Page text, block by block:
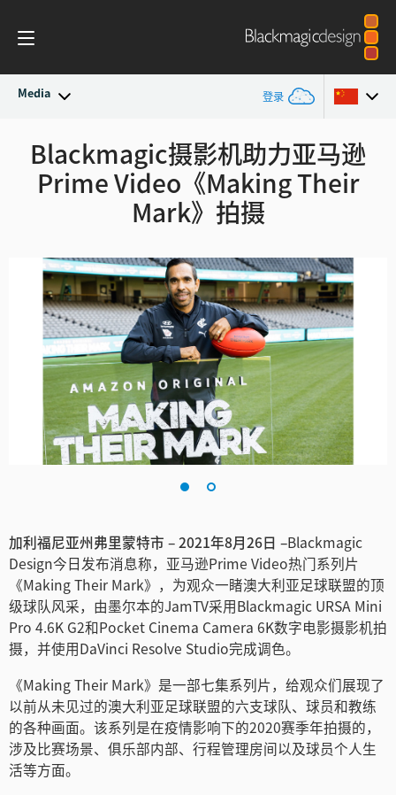
Media 登录
最新动态
新闻存档
Argentina
Australia
Brazil
Canada
中国
Denmark
Finland
France
中国香港
India
Italy
Japan
Korea
Mexico
Blackmagic摄影机助力亚马逊
Prime Video《Making Their
Mark》拍摄
加利福尼亚州弗里蒙特市 – 2021年8月26日 –Blackmagic
Design今日发布消息称，亚马逊Prime Video热门系列片
《Making Their Mark》，为观众一睹澳大利亚足球联盟的顶
级球队风采，由墨尔本的JamTV采用Blackmagic URSA Mini
Pro 4.6K G2和Pocket Cinema Camera 6K数字电影摄影机拍
摄，并使用DaVinci Resolve Studio完成调色。
《Making Their Mark》是一部七集系列片，给观众们展现了
以前从未见过的澳大利亚足球联盟的六支球队、球员和教练
的各种画面。该系列是在疫情影响下的2020赛季年拍摄的，
涉及比赛场景、俱乐部内部、行程管理房间以及球员个人生
活等方面。